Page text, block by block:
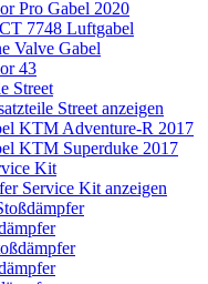
Pro Gabel 2020
7748 Luftgabel
Valve Gabel
43
Street
Street anzeigen
KTM Adventure-R 2017
KTM Superduke 2017
Kit
Service Kit anzeigen